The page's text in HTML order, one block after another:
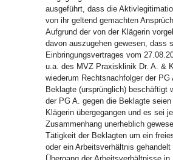
ausgeführt, dass die
von ihr geltend gemachten
Aufgrund der von der Klägerin
davon auszugehen gewesen, dass
Einbringungsvertrages vom
u.a. des MVZ Praxisklinik Dr. A. &
wiederum Rechtsnachfolger der
Beklagte (ursprünglich) beschäftigt
der PG A. gegen die Beklagte
Klägerin übergegangen und es sei
Zusammenhang unerheblich
Tätigkeit der Beklagten um ein
oder ein Arbeitsverhältnis